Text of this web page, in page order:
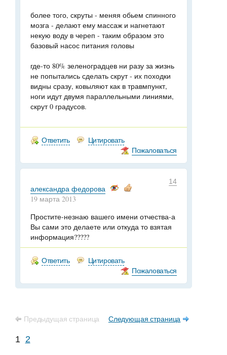
более того, скруты - меняя обьем спинного
мозга - делают ему массаж и нагнетают
некую воду в череп - таким образом это
базовый насос питания головы
где-то 80% зеленоградцев ни разу за жизнь
не попытались сделать скрут - их походки
видны сразу, ковыляют как в травмпункт,
ноги идут двумя параллельными линиями,
скрут 0 градусов.
Ответить
Цитировать
Пожаловаться
14
александра федорова
19 марта 2013
Простите-незнаю вашего имени отчества-а
Вы сами это делаете или откуда то взятая
информация?????
Ответить
Цитировать
Пожаловаться
Предыдущая страница Следующая страница
1 2